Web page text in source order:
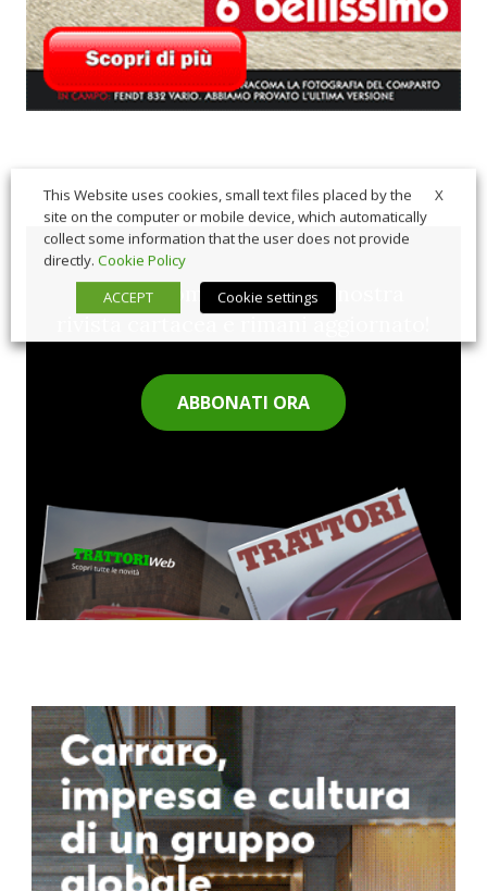
Sfoglia comodamente la nostra
rivista cartacea e rimani aggiornato!
ABBONATI ORA
X
This Website uses cookies, small text files placed by the
site on the computer or mobile device, which automatically
collect some information that the user does not provide
directly. Cookie Policy
ACCEPT
Cookie settings